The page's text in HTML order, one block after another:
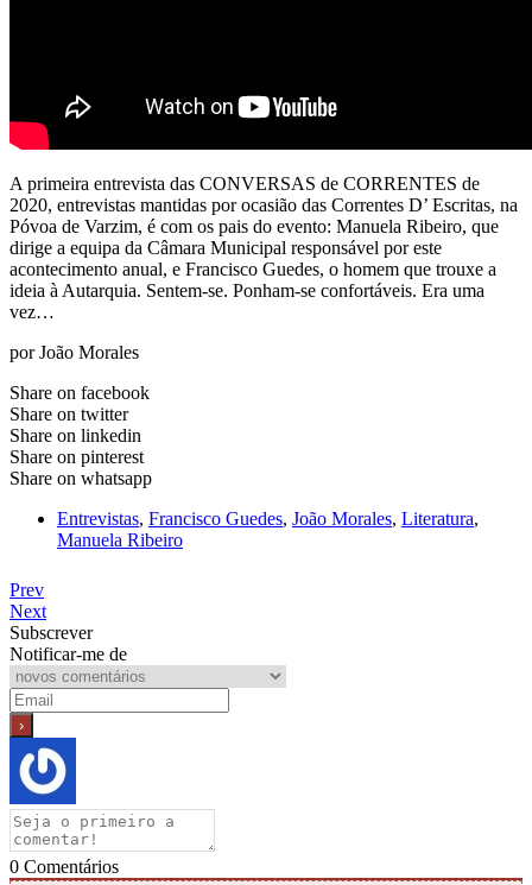
A primeira entrevista das CONVERSAS de CORRENTES de
2020, entrevistas mantidas por ocasião das Correntes D’ Escritas, na
Póvoa de Varzim, é com os pais do evento: Manuela Ribeiro, que
dirige a equipa da Câmara Municipal responsável por este
acontecimento anual, e Francisco Guedes, o homem que trouxe a
ideia à Autarquia. Sentem-se. Ponham-se confortáveis. Era uma
vez…
por João Morales
Share on facebook
Share on twitter
Share on linkedin
Share on pinterest
Share on whatsapp
Entrevistas, Francisco Guedes, João Morales, Literatura,
Manuela Ribeiro
Prev
Next
Subscrever
Notificar-me de
0 Comentários